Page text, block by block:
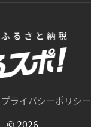
プライバシーポリシー
© 2026